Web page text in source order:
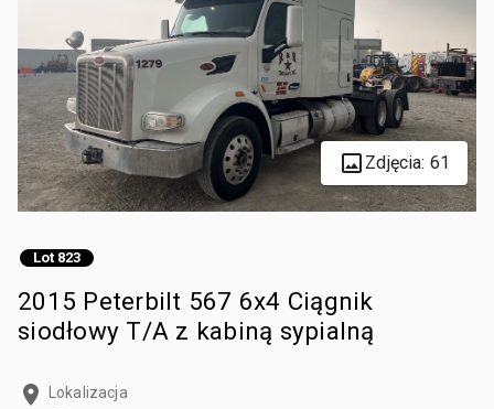
Zdjęcia: 61
Lot 823
2015 Peterbilt 567 6x4 Ciągnik
siodłowy T/A z kabiną sypialną
Lokalizacja